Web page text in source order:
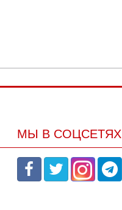
МЫ В СОЦСЕТЯХ